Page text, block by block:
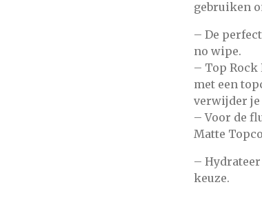
gebruiken
– De
no wipe.
– Top
met een
verwijder je
– Voor de
Matte
–
keuze.